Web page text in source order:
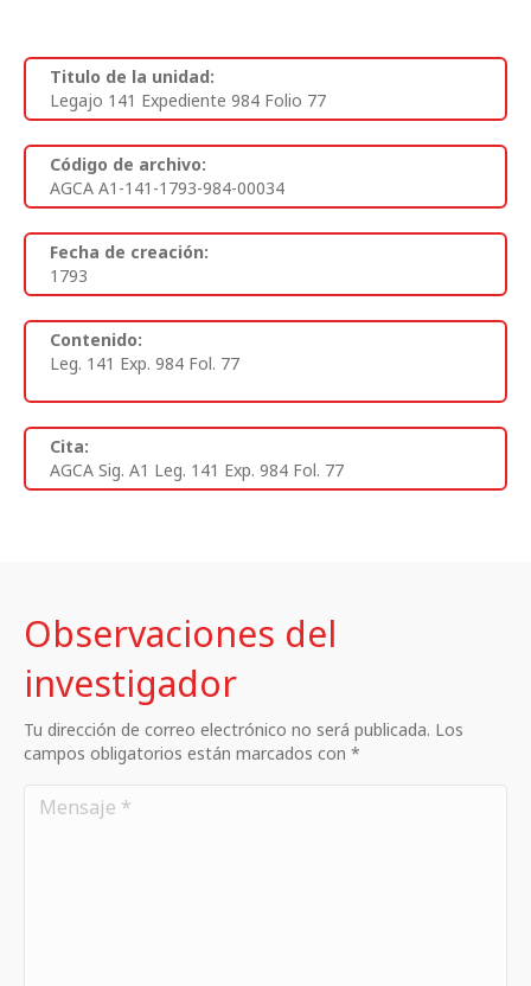
Titulo de la unidad:
Legajo 141 Expediente 984 Folio 77
Código de archivo:
AGCA A1-141-1793-984-00034
Fecha de creación:
1793
Contenido:
Leg. 141 Exp. 984 Fol. 77
Cita:
AGCA Sig. A1 Leg. 141 Exp. 984 Fol. 77
Observaciones del
investigador
Tu dirección de correo electrónico no será publicada. Los
campos obligatorios están marcados con *